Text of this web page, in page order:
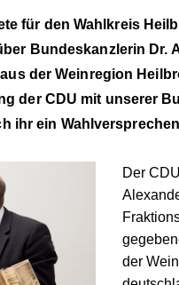
für den Wahlkreis
Bundeskanzlerin Dr.
der Weinregion
der CDU mit unserer
ihr ein
Der
der